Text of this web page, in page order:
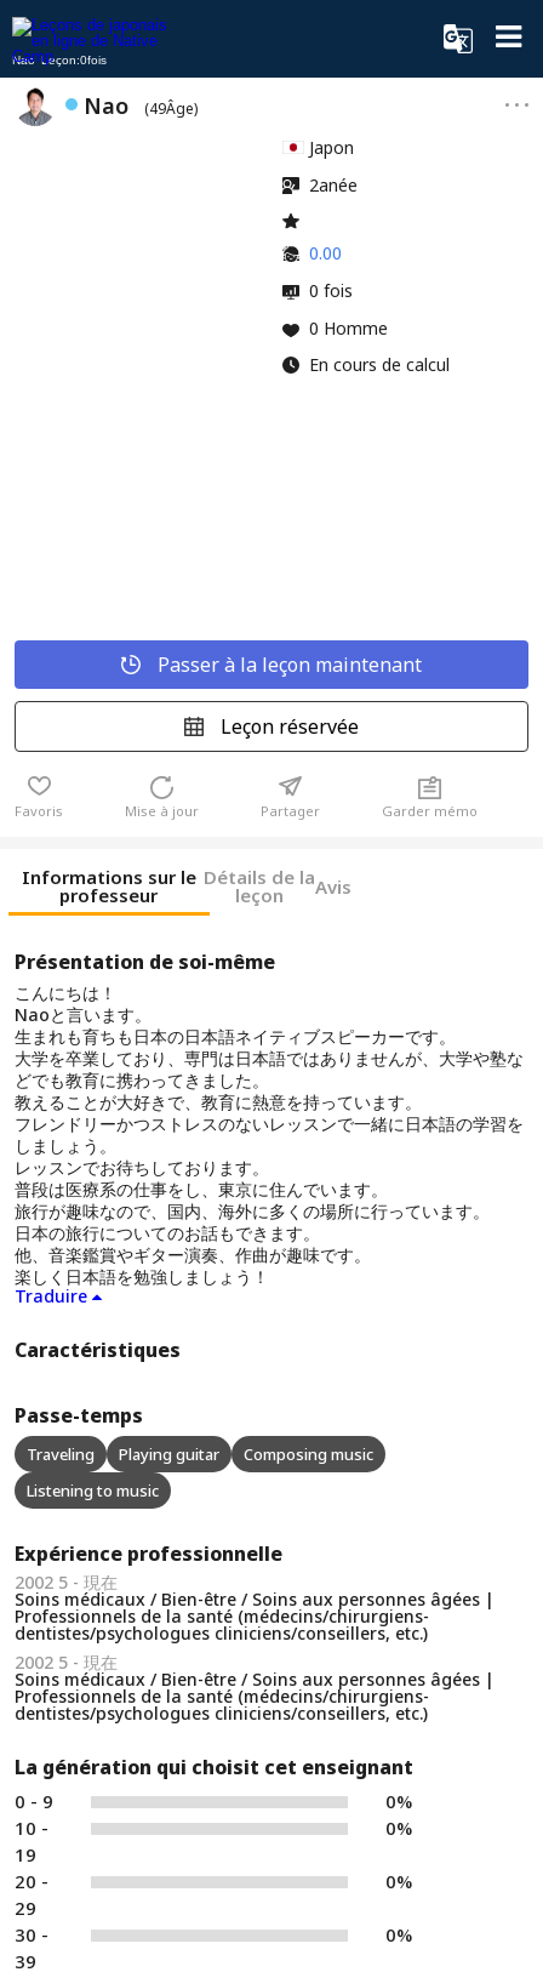
Nao Leçon:0fois
Nao (49Âge)
Japon
2anée
0.00
0 fois
0 Homme
En cours de calcul
Passer à la leçon maintenant
Leçon réservée
Favoris Mise à jour Partager Garder mémo
Informations sur le
professeur
Détails de la
leçon Avis
Présentation de soi-même
こんにちは！
Naoと言います。
生まれも育ちも日本の日本語ネイティブスピーカーです。
大学を卒業しており、専門は日本語ではありませんが、大学や塾な
どでも教育に携わってきました。
教えることが大好きで、教育に熱意を持っています。
フレンドリーかつストレスのないレッスンで一緒に日本語の学習を
しましょう。
レッスンでお待ちしております。
普段は医療系の仕事をし、東京に住んでいます。
旅行が趣味なので、国内、海外に多くの場所に行っています。
日本の旅行についてのお話もできます。
他、音楽鑑賞やギター演奏、作曲が趣味です。
楽しく日本語を勉強しましょう！
Traduire
Caractéristiques
Passe-temps
Traveling Playing guitar
Composing music
Listening to music
Expérience professionnelle
2002 5 - 現在
Soins médicaux / Bien-être / Soins aux personnes âgées |
Professionnels de la santé (médecins/chirurgiens-
dentistes/psychologues cliniciens/conseillers, etc.)
2002 5 - 現在
Soins médicaux / Bien-être / Soins aux personnes âgées |
Professionnels de la santé (médecins/chirurgiens-
dentistes/psychologues cliniciens/conseillers, etc.)
La génération qui choisit cet enseignant
0 - 9
0%
10 -
19
0%
20 -
29
0%
30 -
39
0%